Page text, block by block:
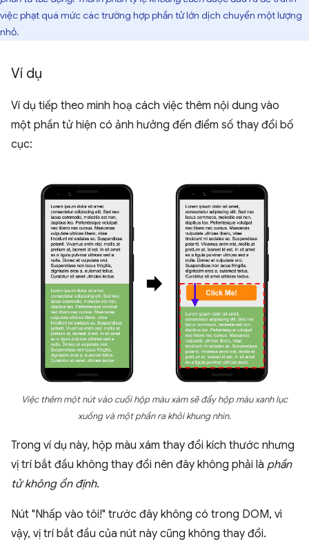
việc phạt quá mức các trường hợp phần tử lớn dịch chuyển một lượng
nhỏ.
Ví dụ
Ví dụ tiếp theo minh hoạ cách việc thêm nội dung vào
một phần tử hiện có ảnh hưởng đến điểm số thay đổi bố
cục:
Việc thêm một nút vào cuối hộp màu xám sẽ đẩy hộp màu xanh lục
xuống và một phần ra khỏi khung nhìn.
Trong ví dụ này, hộp màu xám thay đổi kích thước nhưng
vị trí bắt đầu không thay đổi nên đây không phải là phần
tử không ổn định.
Nút "Nhấp vào tôi!" trước đây không có trong DOM, vì
vậy, vị trí bắt đầu của nút này cũng không thay đổi.